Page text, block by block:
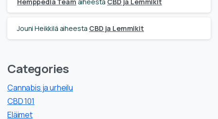
Jouni Heikkilä aiheesta CBD ja Lemmikit
Categories
Cannabis ja urheilu
CBD 101
Eläimet